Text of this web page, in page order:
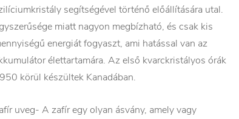
segítségével történő előállítására utal.
miatt nagyon megbízható, és csak kis
energiát fogyaszt, ami hatással van az
élettartamára. Az első kvarckristályos órák
körül készültek Kanadában.
uveg- A zafír egy olyan ásvány, amely vagy